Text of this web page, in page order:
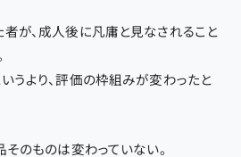
が、成人後に凡庸と見なされること
うより、評価の枠組みが変わったと
そのものは変わっていない。